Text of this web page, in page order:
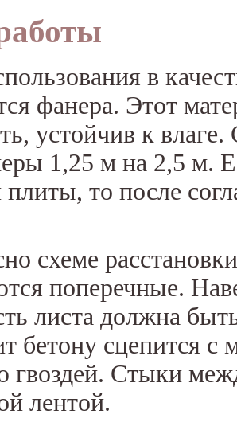
в
фанера. Этот
устойчив к
1,25 м на 2,5 м.
то после
схеме
поперечные.
листа должна
бетону сцепится
Стыки
лентой.